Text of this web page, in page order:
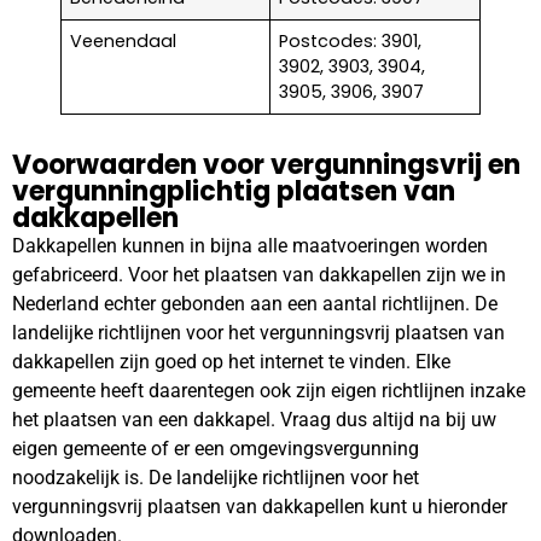
Veenendaal
Postcodes: 3901,
3902, 3903, 3904,
3905, 3906, 3907
Voorwaarden voor vergunningsvrij en
vergunningplichtig plaatsen van
dakkapellen
Dakkapellen kunnen in bijna alle maatvoeringen worden
gefabriceerd. Voor het plaatsen van dakkapellen zijn we in
Nederland echter gebonden aan een aantal richtlijnen. De
landelijke richtlijnen voor het vergunningsvrij plaatsen van
dakkapellen zijn goed op het internet te vinden. Elke
gemeente heeft daarentegen ook zijn eigen richtlijnen inzake
het plaatsen van een dakkapel. Vraag dus altijd na bij uw
eigen gemeente of er een omgevingsvergunning
noodzakelijk is. De landelijke richtlijnen voor het
vergunningsvrij plaatsen van dakkapellen kunt u hieronder
downloaden.